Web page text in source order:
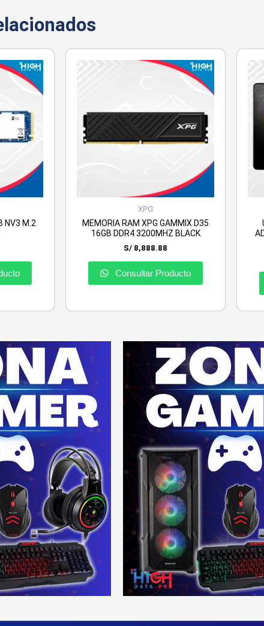
NV3 M.2
XPG
MEMORIA RAM XPG GAMMIX D35
16GB DDR4 3200MHZ BLACK
S/ 8,888.88
Consultar Producto